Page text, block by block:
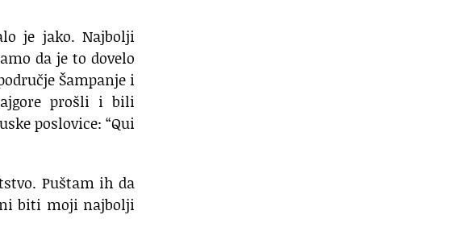
je jako. Najbolji
da je to dovelo
Šampanje i
prošli i bili
poslovice: “Qui
Puštam ih da
biti moji najbolji